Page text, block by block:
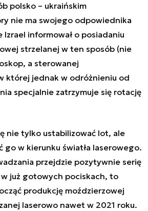
polsko – ukraińskim
nie ma swojego odpowiednika
informował o posiadaniu
strzelanej w ten sposób (nie
a sterowanej
której jednak w odróżnieniu od
specjalnie zatrzymuje się rotację
nie tylko ustabilizować lot, ale
go w kierunku światła laserowego.
przejdzie pozytywnie serię
już gotowych pociskach, to
produkcję moździerzowej
laserowo nawet w 2021 roku.